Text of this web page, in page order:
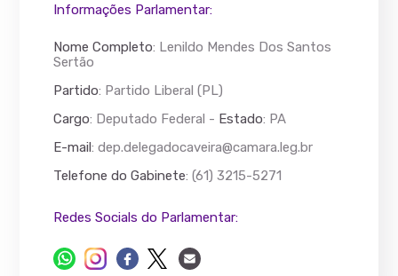
Informações Parlamentar:
Nome Completo: Lenildo Mendes Dos Santos
Sertão
Partido: Partido Liberal (PL)
Cargo: Deputado Federal - Estado: PA
E-mail:dep.delegadocaveira@camara.leg.br
Telefone do Gabinete: (61) 3215-5271
Redes Socials do Parlamentar: